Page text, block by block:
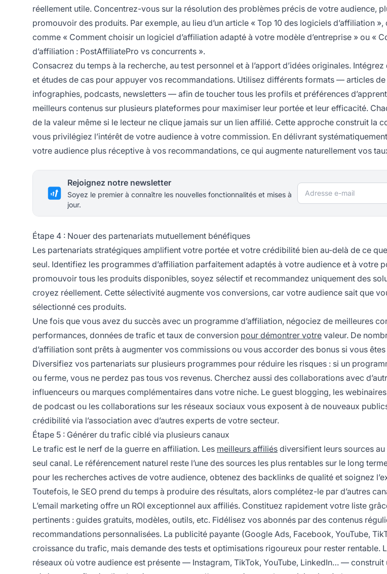
réellement utile. Concentrez-vous sur la résolution des problèmes précis de votre audience,
promouvoir des produits. Par exemple, au lieu d’un article « Top 10 des logiciels d’affiliation
comme « Comment choisir un logiciel d’affiliation adapté à votre modèle d’entreprise » ou «
d’affiliation : PostAffiliatePro vs concurrents ».
Consacrez du temps à la recherche, au test personnel et à l’apport d’idées originales.
et études de cas pour appuyer vos recommandations. Utilisez différents formats — articles
infographies, podcasts, newsletters — afin de toucher tous les profils et préférences
meilleurs contenus sur plusieurs plateformes pour maximiser leur portée et leur efficacité.
de la valeur même si le lecteur ne clique jamais sur un lien affilié. Cette approche construit la
vous privilégiez l’intérêt de votre audience à votre commission. En délivrant
votre audience plus réceptive à vos recommandations, ce qui augmente naturellement vos
Rejoignez notre newsletter
Soyez le premier à connaître les nouvelles fonctionnalités et mises à
jour.
Adresse e-mail
Étape 4 : Nouer des partenariats mutuellement bénéfiques
Les partenariats stratégiques amplifient votre portée et votre crédibilité bien au-delà de ce
seul. Identifiez les programmes d’affiliation parfaitement adaptés à votre audience et à votre
promouvoir tous les produits disponibles, soyez sélectif et recommandez uniquement des
croyez réellement. Cette sélectivité augmente vos conversions, car votre audience sait que
sélectionné ces produits.
Une fois que vous avez du succès avec un programme d’affiliation, négociez de meilleures
performances, données de trafic et taux de conversion pour démontrer votre valeur. De
d’affiliation sont prêts à augmenter vos commissions ou vous accorder des bonus si vous
Diversifiez vos partenariats sur plusieurs programmes pour réduire les risques : si un
ou ferme, vous ne perdez pas tous vos revenus. Cherchez aussi des collaborations avec
influenceurs ou marques complémentaires dans votre niche. Le guest blogging, les
de podcast ou les collaborations sur les réseaux sociaux vous exposent à de nouveaux
crédibilité via l’association avec d’autres experts de votre secteur.
Étape 5 : Générer du trafic ciblé via plusieurs canaux
Le trafic est le nerf de la guerre en affiliation. Les meilleurs affiliés diversifient leurs sources
seul canal. Le référencement naturel reste l’une des sources les plus rentables sur le long
pour les recherches actives de votre audience, obtenez des backlinks de qualité et soignez
Toutefois, le SEO prend du temps à produire des résultats, alors complétez-le par d’autres
L’email marketing offre un ROI exceptionnel aux affiliés. Constituez rapidement votre liste
pertinents : guides gratuits, modèles, outils, etc. Fidélisez vos abonnés par des contenus
recommandations personnalisées. La publicité payante (Google Ads, Facebook, YouTube,
croissance du trafic, mais demande des tests et optimisations rigoureux pour rester rentable.
réseaux où votre audience est présente — Instagram, TikTok, YouTube, LinkedIn… — construit